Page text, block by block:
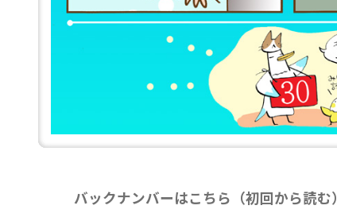
バックナンバーはこちら（初回から読む）